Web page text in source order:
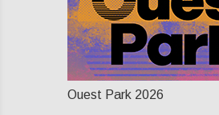
Ouest Park 2026